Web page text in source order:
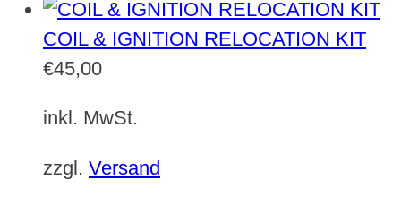
COIL & IGNITION RELOCATION KIT
€45,00
inkl. MwSt.
zzgl. Versand